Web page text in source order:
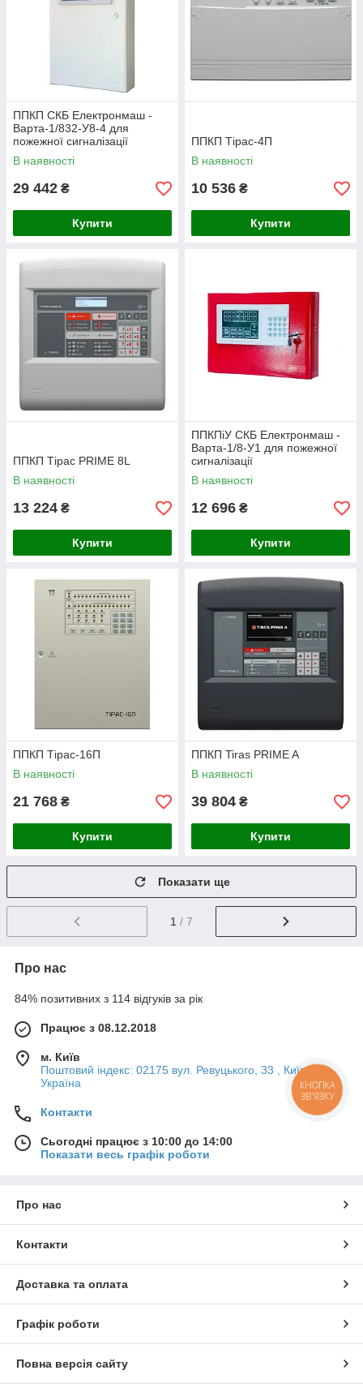
ППКП СКБ Електронмаш -
Варта-1/832-У8-4 для
пожежної сигналізації
В наявності
29 442 ₴
Купити
ППКП Tірас-4П
В наявності
10 536 ₴
Купити
ППКП Тiрас PRIME 8L
В наявності
13 224 ₴
Купити
ППКПіУ СКБ Електронмаш -
Варта-1/8-У1 для пожежної
сигналізації
В наявності
12 696 ₴
Купити
ППКП Тірас-16П
В наявності
21 768 ₴
Купити
ППКП Tiras PRIME A
В наявності
39 804 ₴
Купити
Показати ще
1 / 7
Про нас
84% позитивних з 114 відгуків за рік
Працює з 08.12.2018
м. Київ
Поштовий індекс: 02175 вул. Ревуцького, 33 , Київ,
Україна
Контакти
Сьогодні працює з 10:00 до 14:00
Показати весь графік роботи
Про нас
Контакти
Доставка та оплата
Графік роботи
Повна версія сайту
КНОПКА
ЗВ'ЯЗКУ